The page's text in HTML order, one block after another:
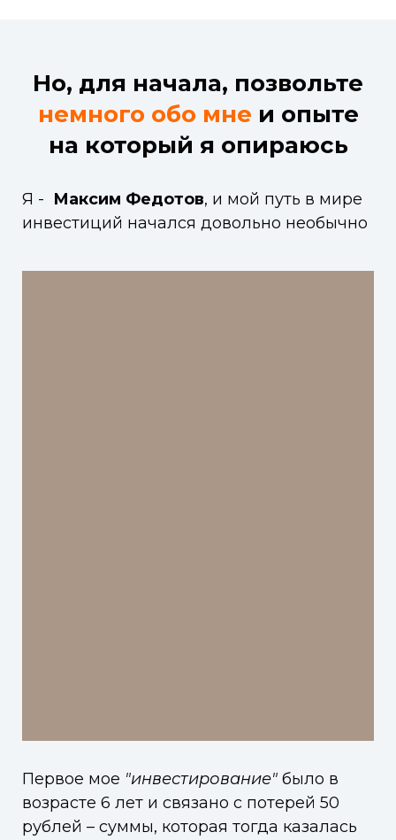
Но, для начала, позвольте
немного обо мне и опыте
на который я опираюсь
Я - Максим Федотов, и мой путь в мире
инвестиций начался довольно необычно
Первое мое "инвестирование" было в
возрасте 6 лет и связано с потерей 50
рублей – суммы, которая тогда казалась